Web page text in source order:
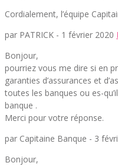
Cordialement, l’équipe
par PATRICK - 1 février 2020
Bonjour,
pourriez vous me dire si en
garanties d’assurances et
toutes les banques ou es-
banque .
Merci pour votre réponse.
par Capitaine Banque - 3
Bonjour,